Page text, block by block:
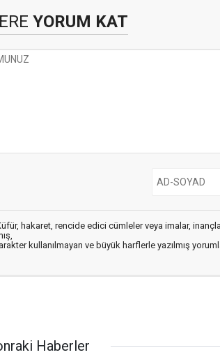
YORUM KAT
hakaret, rencide edici cümleler veya imalar,
kullanılmayan ve büyük harflerle yazılmış
Haberler